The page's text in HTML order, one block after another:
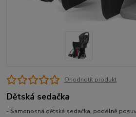
Ohodnotit produkt
Dětská sedačka
- Samonosná dětská sedačka, podélně